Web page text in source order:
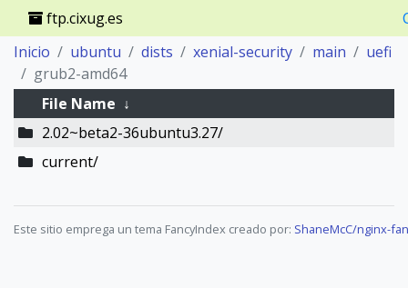
ftp.cixug.es
Inicio
ubuntu dists xenial-security main
uefi
grub2-amd64
File Name ↓
2.02~beta2-36ubuntu3.27/
current/
Este sitio emprega un tema FancyIndex creado por: ShaneMcC/nginx-